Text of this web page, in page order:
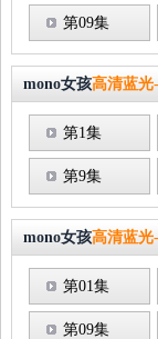
第09集
mono女孩高清蓝光
第1集
第9集
mono女孩高清蓝光
第01集
第09集